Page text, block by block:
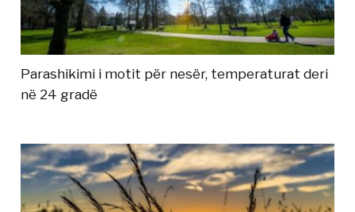
Parashikimi i motit për nesër, temperaturat deri
në 24 gradë